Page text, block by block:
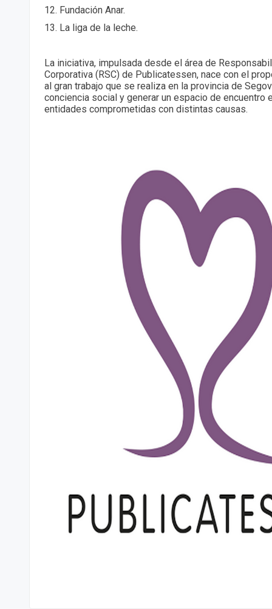
12.⁠ Fundación Anar.
13.⁠ ⁠La liga de la leche.
La iniciativa, impulsada desde el área de
Corporativa (RSC) de Publicatessen, nace con el
al gran trabajo que se realiza en la provincia de
conciencia social y generar un espacio de encuentro
entidades comprometidas con distintas causas.